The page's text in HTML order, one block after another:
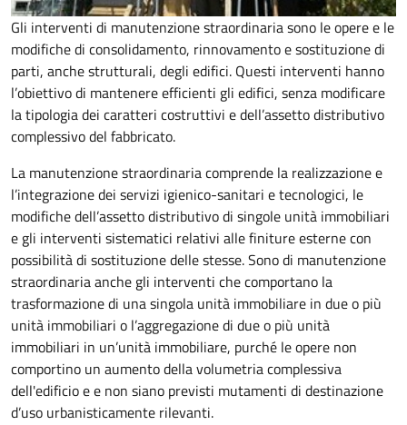
Gli interventi di manutenzione straordinaria sono le opere e le
modifiche di consolidamento, rinnovamento e sostituzione di
parti, anche strutturali, degli edifici. Questi interventi hanno
l’obiettivo di mantenere efficienti gli edifici, senza modificare
la tipologia dei caratteri costruttivi e dell’assetto distributivo
complessivo del fabbricato.
La manutenzione straordinaria comprende la realizzazione e
l’integrazione dei servizi igienico-sanitari e tecnologici, le
modifiche dell’assetto distributivo di singole unità immobiliari
e gli interventi sistematici relativi alle finiture esterne con
possibilità di sostituzione delle stesse. Sono di manutenzione
straordinaria anche gli interventi che comportano la
trasformazione di una singola unità immobiliare in due o più
unità immobiliari o l’aggregazione di due o più unità
immobiliari in un’unità immobiliare, purché le opere non
comportino un aumento della volumetria complessiva
dell'edificio e e non siano previsti mutamenti di destinazione
d’uso urbanisticamente rilevanti.